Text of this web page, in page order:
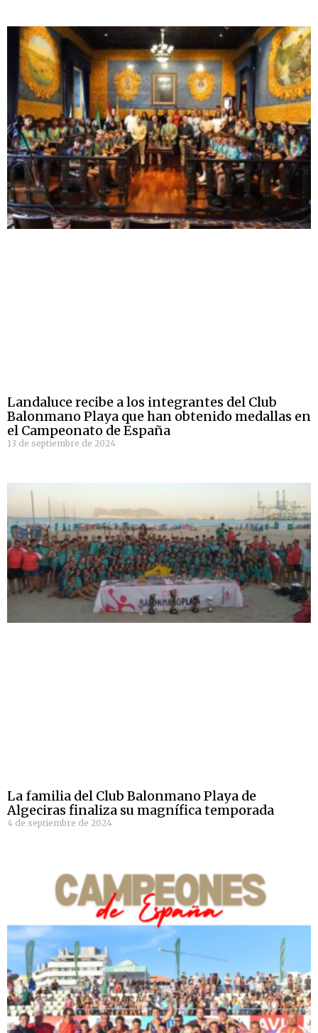
Landaluce recibe a los integrantes del Club
Balonmano Playa que han obtenido medallas en
el Campeonato de España
13 de septiembre de 2024
La familia del Club Balonmano Playa de
Algeciras finaliza su magnífica temporada
4 de septiembre de 2024